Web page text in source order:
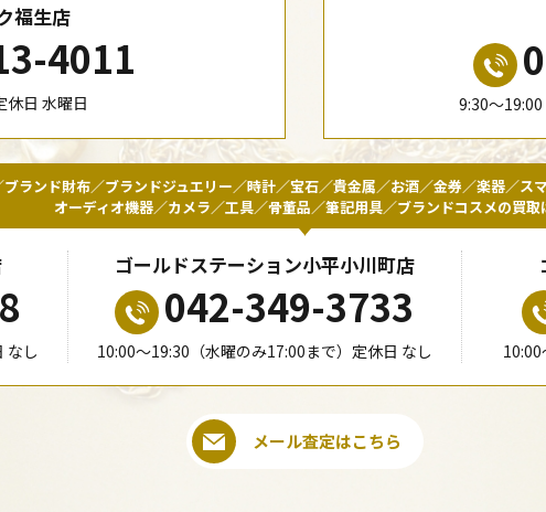
福生店
4011
日 水曜日 9:30〜
ランド財布／ブランドジュエリー／時計／宝石／貴金属／お酒／金券／楽器／ス
オーディオ機器／カメラ／工具／骨董品／筆記用具／ブランドコスメの買取
なし
ゴールドステーション小平小川町店
042-349-3733
10:00〜19:30（水曜のみ17:00まで）定休日 なし
メール査定はこちら